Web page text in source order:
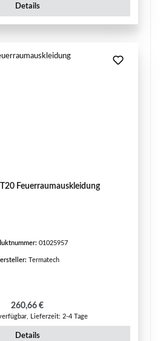
Details
Feuerraumauskleidung
01025957
Termatech
Regulärer Preis:
260,66 €
Lieferzeit: 2-4 Tage
Details